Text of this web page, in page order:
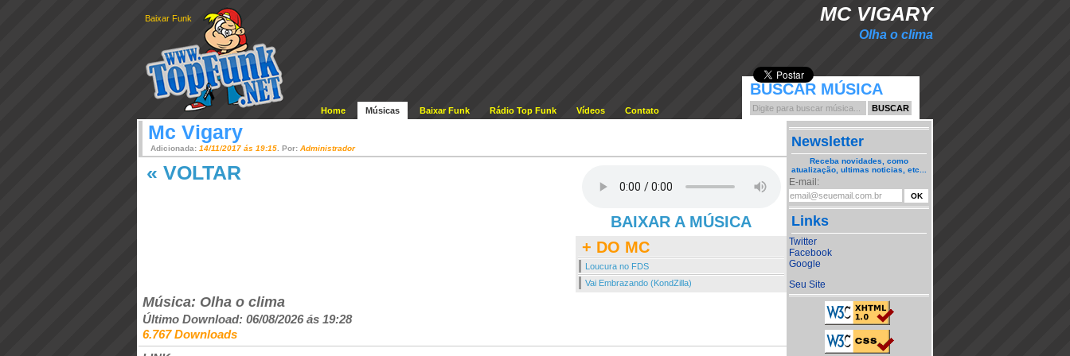
MC VIGARY
Olha o clima
Baixar Funk
Home Músicas Baixar Funk Rádio Top Funk Vídeos Contato
BUSCAR MÚSICA
Mc Vigary
Adicionada: 14/11/2017 ás 19:15 . Por: Administrador
BAIXAR A MÚSICA
+ DO MC
Loucura no FDS
Vai Embrazando (KondZilla)
« VOLTAR
Música: Olha o clima
Último Download: 06/08/2026 ás 19:28
6.767 Downloads
Newsletter
Receba novidades, como
atualização, ultimas noticias, etc...
E-mail:
Links
Twitter
Facebook
Google
Seu Site